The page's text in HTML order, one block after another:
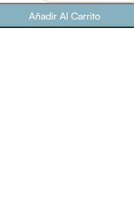
Añadir Al Carrito